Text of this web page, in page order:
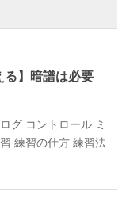
る】暗譜は必要
グ コントロール ミ
練習の仕方 練習法